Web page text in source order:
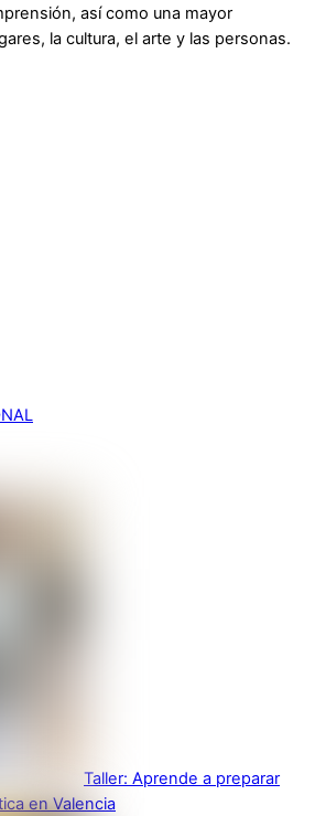
así como una mayor
la cultura, el arte y las personas.
Taller: Aprende a preparar
en Valencia